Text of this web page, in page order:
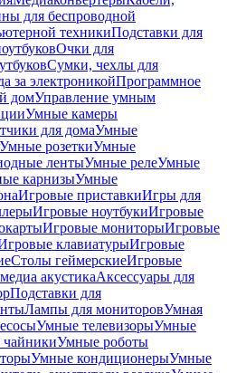
для беспроводной
техникиПодставки для
Очки для
Сумки, чехлы для
за электроникойПрограммное
домУправление умным
Умные камеры
для домаУмные
Умные розеткиУмные
лентыУмные релеУмные
карнизыУмные
Игровые приставкиИгры для
Игровые ноутбукиИгровые
Игровые мониторыИгровые
клавиатурыИгровые
Столы геймерскиеИгровые
акустикаАксессуары для
Подставки для
Лампы для мониторовУмная
Умные телевизорыУмные
Умные роботы
Умные кондиционерыУмные